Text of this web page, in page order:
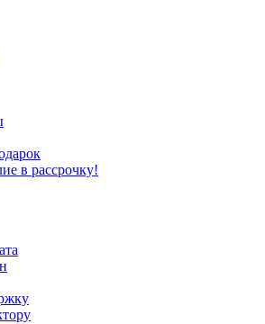
в рассрочку!